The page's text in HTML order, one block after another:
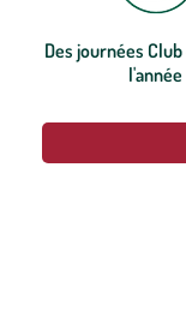
Des journées
l'année